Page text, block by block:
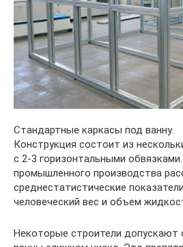
Стандартные каркасы под ванну.
Конструкция состоит из
с 2-3 горизонтальными
промышленного производства
среднестатистические
человеческий вес и объем
Некоторые строители допускают